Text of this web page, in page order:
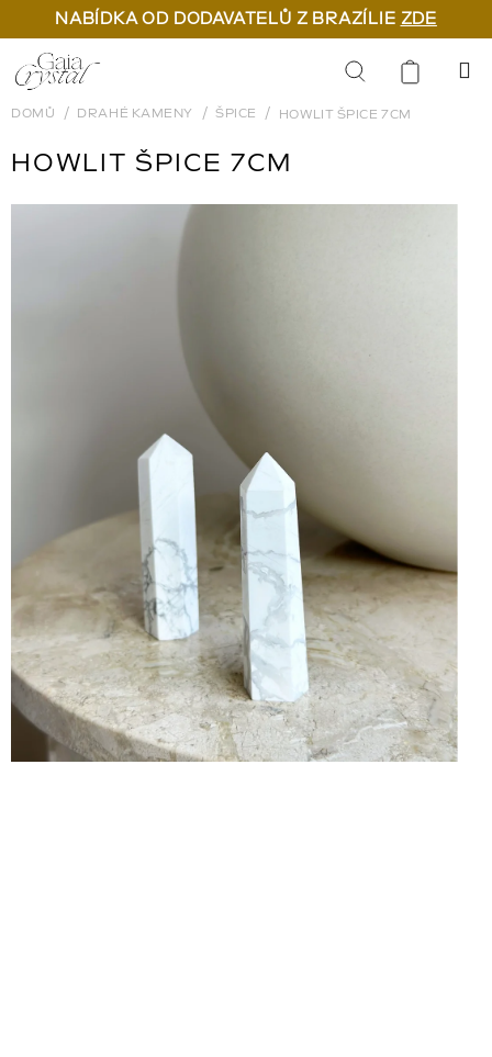
NABÍDKA OD DODAVATELŮ Z BRAZÍLIE ZDE
Přejít
na
obsah
Hledat
DOMŮ DRAHÉ KAMENY ŠPICE HOWLIT ŠPICE 7CM
HOWLIT ŠPICE 7CM